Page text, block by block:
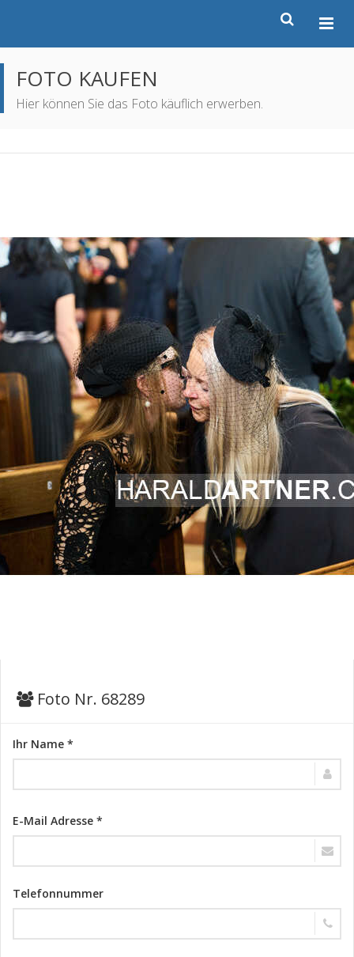
FOTO KAUFEN
Hier können Sie das Foto käuflich erwerben.
Foto Nr. 68289
Ihr Name *
E-Mail Adresse *
Telefonnummer